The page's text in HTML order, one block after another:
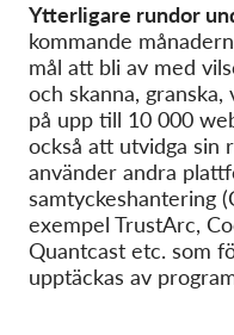
Ytterligare rundor
kommande
mål att bli av med
och skanna,
på upp till 10 000
också att utvidga sin
använder andra
samtyckeshantering
exempel TrustArc,
Quantcast etc. som
upptäckas av